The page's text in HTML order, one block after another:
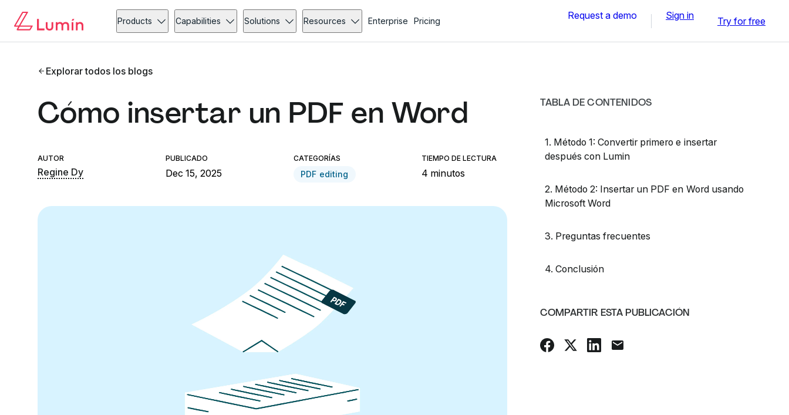
Products Capabilities Solutions Resources Enterprise Pricing Request a demo Sign in Try for free
Explorar todos los blogs
Cómo insertar un PDF en Word
AUTOR
Regine Dy
PUBLICADO
Dec 15, 2025
CATEGORÍAS
PDF editing
TIEMPO DE LECTURA
4 minutos
TABLA DE CONTENIDOS
1. Método 1: Convertir primero e insertar
después con Lumin
2. Método 2: Insertar un PDF en Word usando
Microsoft Word
3. Preguntas frecuentes
4. Conclusión
COMPARTIR ESTA PUBLICACIÓN